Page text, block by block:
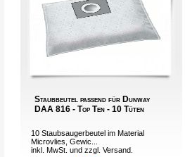
Staubbeutel passend für Dunway
DAA 816 - Top Ten - 10 Tüten
10 Staubsaugerbeutel im Material
Microvlies, Gewic...
inkl. MwSt. und zzgl.Versand